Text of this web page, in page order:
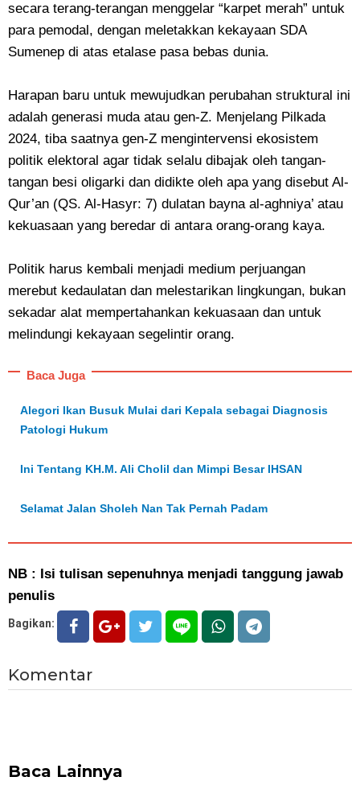
secara terang-terangan menggelar “karpet merah” untuk
para pemodal, dengan meletakkan kekayaan SDA
Sumenep di atas etalase pasa bebas dunia.
Harapan baru untuk mewujudkan perubahan struktural ini
adalah generasi muda atau gen-Z. Menjelang Pilkada
2024, tiba saatnya gen-Z mengintervensi ekosistem
politik elektoral agar tidak selalu dibajak oleh tangan-
tangan besi oligarki dan didikte oleh apa yang disebut Al-
Qur’an (QS. Al-Hasyr: 7) dulatan bayna al-aghniya’ atau
kekuasaan yang beredar di antara orang-orang kaya.
Politik harus kembali menjadi medium perjuangan
merebut kedaulatan dan melestarikan lingkungan, bukan
sekadar alat mempertahankan kekuasaan dan untuk
melindungi kekayaan segelintir orang.
Baca Juga
Alegori Ikan Busuk Mulai dari Kepala sebagai Diagnosis
Patologi Hukum
Ini Tentang KH.M. Ali Cholil dan Mimpi Besar IHSAN
Selamat Jalan Sholeh Nan Tak Pernah Padam
NB : Isi tulisan sepenuhnya menjadi tanggung jawab
penulis
Bagikan:
Komentar
Baca Lainnya